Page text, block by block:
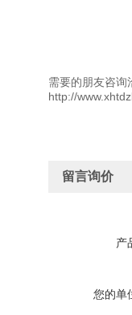
需要的朋友咨询
http://
留言询价
产
您的单